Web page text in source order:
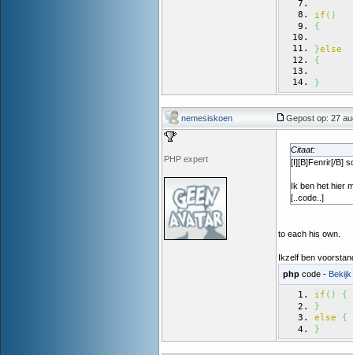
if ( )
{
}else
{
}
nemesiskoen Gepost op: 27
PHP expert
Citaat:
[I][B]Fenrir[/B]
Ik ben het hier
[..code..]
to each his own.
Ikzelf ben
php code -
if ( )
{
}
else
{
}